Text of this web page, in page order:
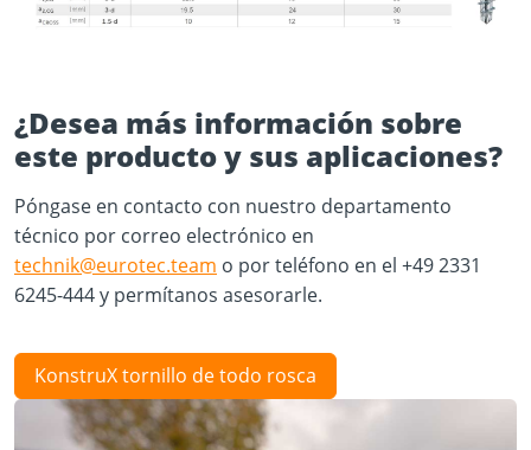
¿Desea más información sobre
este producto y sus aplicaciones?
Póngase en contacto con nuestro departamento
técnico por correo electrónico en
technik@eurotec.team o por teléfono en el +49 2331
6245-444 y permítanos asesorarle.
KonstruX tornillo de todo rosca